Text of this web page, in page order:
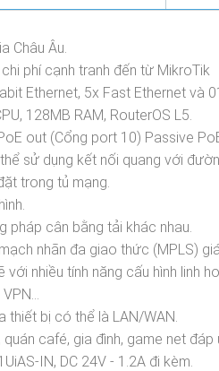
Châu Âu.
phí cạnh tranh đến từ MikroTik
Ethernet, 5x Fast Ethernet và
128MB RAM, RouterOS L5.
out (Cổng port 10) Passive
sử dụng kết nối quang với
trong tủ mạng.
pháp cân bằng tải khác nhau.
nhãn đa giao thức (MPLS)
với nhiều tính năng cấu hình
thiết bị có thể là LAN/WAN.
café, gia đình, game net
IN, DC 24V - 1.2A đi kèm.